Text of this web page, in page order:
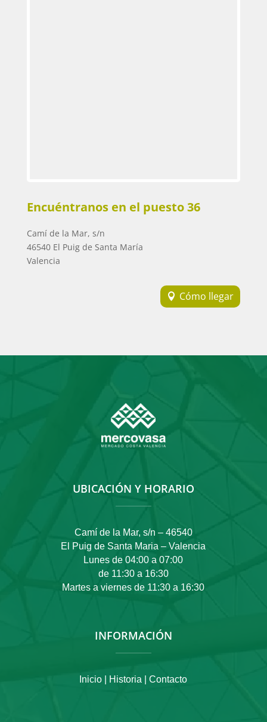
Encuéntranos en el puesto 36
Camí de la Mar, s/n
46540 El Puig de Santa María
Valencia
Cómo llegar
UBICACIÓN Y HORARIO
Camí de la Mar, s/n – 46540
El Puig de Santa Maria – Valencia
Lunes de 04:00 a 07:00
de 11:30 a 16:30
Martes a viernes de 11:30 a 16:30
INFORMACIÓN
Inicio | Historia |Contacto